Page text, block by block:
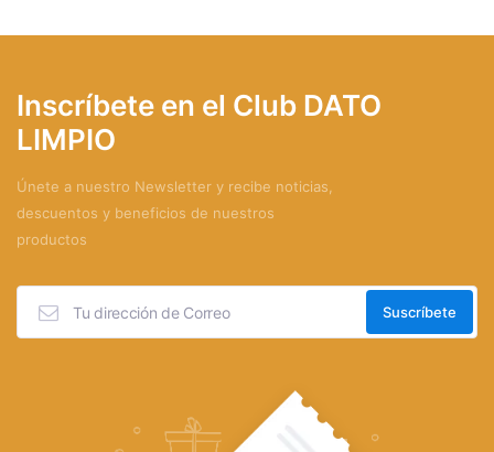
Inscríbete en el Club DATO
LIMPIO
Únete a nuestro Newsletter y recibe noticias,
descuentos y beneficios de nuestros
productos